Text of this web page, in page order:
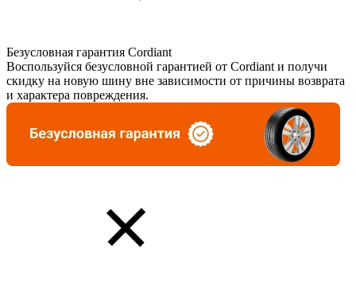
Безусловная гарантия Cordiant
Воспользуйся безусловной гарантией от Cordiant и получи
скидку на новую шину вне зависимости от причины возврата
и характера повреждения.